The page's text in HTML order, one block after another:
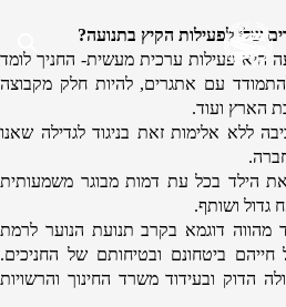
שלי לפעילות הקיץ בתנועה?
היא פעילות ערכית מעשית- החניך לומד
להתמודד עם אתגרים, להיות חלק מקבוצה
הארץ ועוד.
ללא אלימות זאת בניגוד לגדילה שאנו
את הילד בכל עת דמות מבוגר משמעותית
גדול ושותף.
מהווה דוגמא בקרב תנועת הנוער לרמת
חייהם ביטחונם ובטיחותם של החניכים.
הדוק ובעידוד משרד החינוך והרשויות